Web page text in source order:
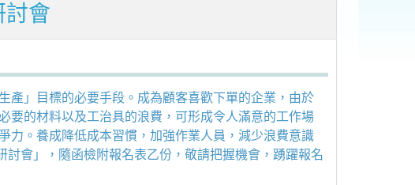
討會
產」目標的必要手段。成為顧客喜歡下單的企業，由於
要的材料以及工治具的浪費，可形成令人滿意的工作場
力。養成降低成本習慣，加強作業人員，減少浪費意識
會」，隨函檢附報名表乙份，敬請把握機會，踴躍報名